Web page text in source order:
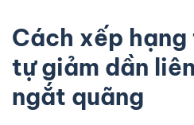
Cách xếp
tự giảm dần
ngắt quãng